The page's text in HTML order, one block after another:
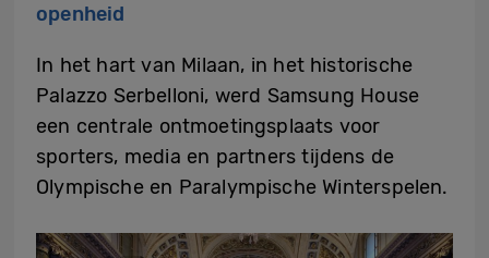
openheid
In het hart van Milaan, in het historische
Palazzo Serbelloni, werd Samsung House
een centrale ontmoetingsplaats voor
sporters, media en partners tijdens de
Olympische en Paralympische Winterspelen.